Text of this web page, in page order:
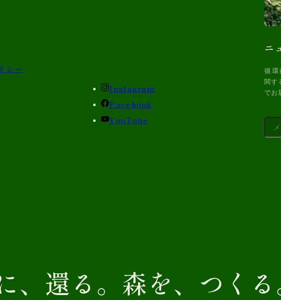
シー
Instagram
Facebook
YouTube
ニ
循環
関す
でお
還る。森を、つくる